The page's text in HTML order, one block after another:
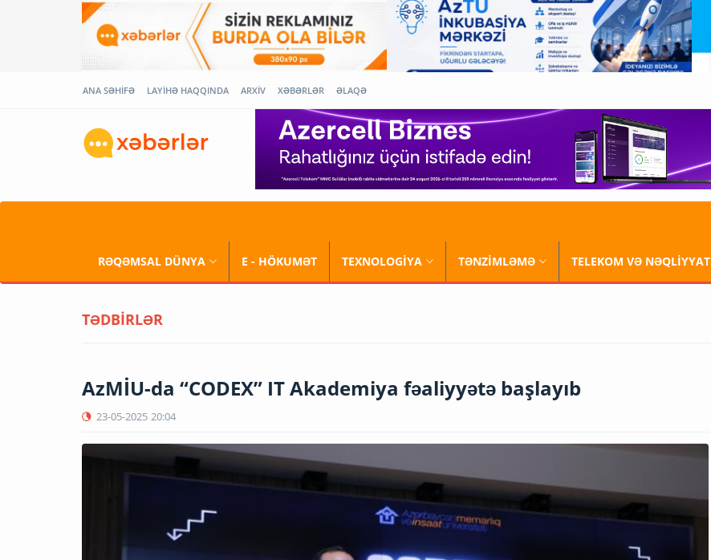
ANA SƏHİFƏ LAYİHƏ HAQQINDA ARXİV XƏBƏRLƏR ƏLAQƏ
RƏQƏMSAL DÜNYA E - HÖKUMƏT TEXNOLOGİYA TƏNZİMLƏMƏ TELEKOM VƏ NƏQLİYYAT
TƏDBİRLƏR
AzMİU-da “CODEX” IT Akademiya fəaliyyətə başlayıb
23-05-2025 20:04